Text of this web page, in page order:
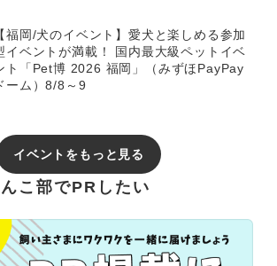
【福岡/犬のイベント】愛犬と楽しめる参加
イベントが満載！ 国内最大級ペットイベ
ト「Pet博 2026 福岡」（みずほPayPay
ーム）8/8～9
イベントをもっと見る
こ部でPRしたい